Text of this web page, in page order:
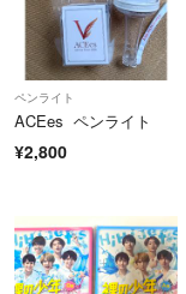
ペンライト
ACEes ペンライト
¥2,800